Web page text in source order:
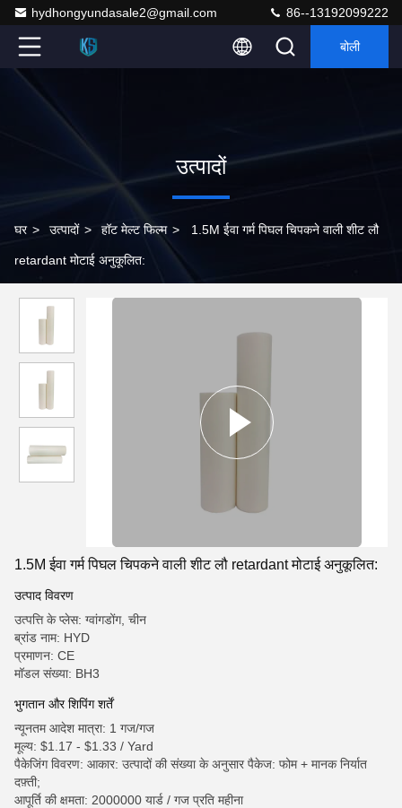
hydhongyundasale2@gmail.com 86--13192099222
बोली
उत्पादों
घर > उत्पादों > हॉट मेल्ट फिल्म > 1.5M ईवा गर्म पिघल चिपकने वाली शीट लौ
retardant मोटाई अनुकूलित:
1.5M ईवा गर्म पिघल चिपकने वाली शीट लौ retardant मोटाई अनुकूलित:
उत्पाद विवरण
उत्पत्ति के प्लेस: ग्वांगडोंग, चीन
ब्रांड नाम: HYD
प्रमाणन: CE
मॉडल संख्या: BH3
भुगतान और शिपिंग शर्तें
न्यूनतम आदेश मात्रा: 1 गज/गज
मूल्य: $1.17 - $1.33 / Yard
पैकेजिंग विवरण: आकार: उत्पादों की संख्या के अनुसार पैकेज: फोम + मानक निर्यात
दफ़्ती;
आपूर्ति की क्षमता: 2000000 यार्ड / गज प्रति महीना